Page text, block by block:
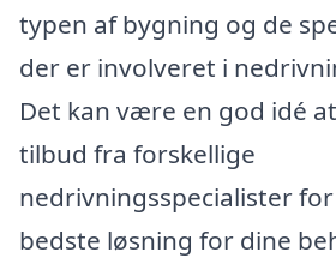
typen af bygning og de
der er involveret i
Det kan være en god idé
tilbud fra forskellige
nedrivningsspecialister
bedste løsning for dine